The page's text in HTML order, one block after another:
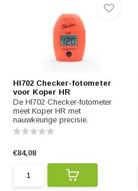
HI702 Checker-fotometer
voor Koper HR
De HI702 Checker-fotometer
meet Koper HR met
nauwkeurige precisie.
€84,08